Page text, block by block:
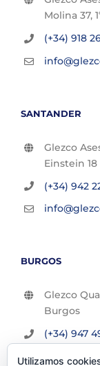
Molina 37,
(+34) 918
SANTANDER
Glezco
Einstein 18
(+34) 942
BURGOS
Glezco
Burgos
(+34) 947
Utilizamos